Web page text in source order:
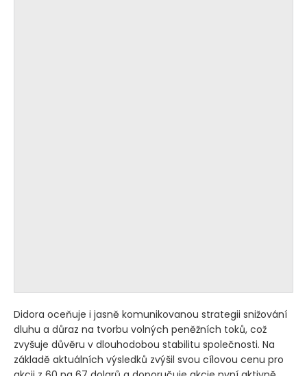
Didora oceňuje i jasně komunikovanou strategii snižování
dluhu a důraz na tvorbu volných peněžních toků, což
zvyšuje důvěru v dlouhodobou stabilitu společnosti. Na
základě aktuálních výsledků zvýšil svou cílovou cenu pro